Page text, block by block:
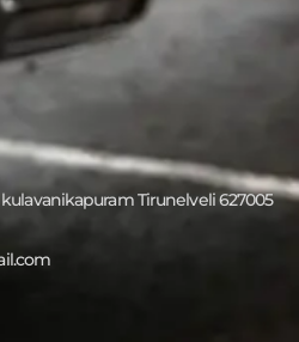
Tirunelveli 627005